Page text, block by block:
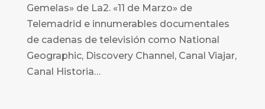
Gemelas» de La2. «11 de Marzo» de
Telemadrid e innumerables documentales
de cadenas de televisión como National
Geographic, Discovery Channel, Canal Viajar,
Canal Historia…